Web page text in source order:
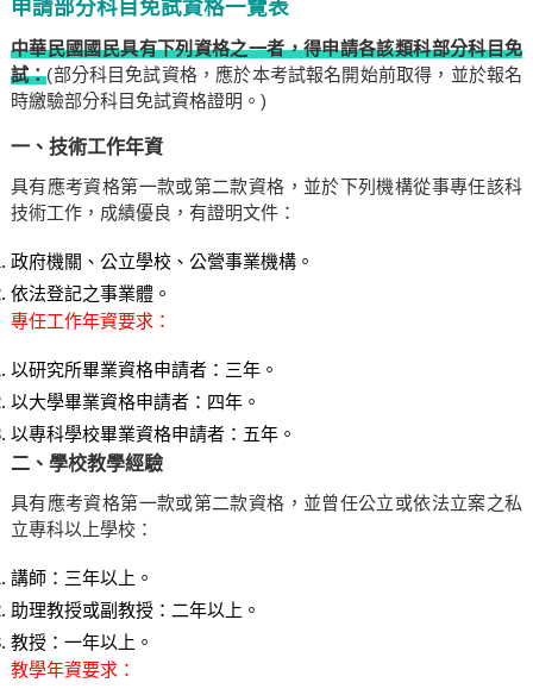
申請部分科目免試資格一覽表
中華民國國民具有下列資格之一者，得申請各該類科部分科目免
試：(部分科目免試資格，應於本考試報名開始前取得，並於報名
時繳驗部分科目免試資格證明。)
一、技術工作年資
具有應考資格第一款或第二款資格，並於下列機構從事專任該科
技術工作，成績優良，有證明文件：
政府機關、公立學校、公營事業機構。
依法登記之事業體。
專任工作年資要求：
以研究所畢業資格申請者：三年。
以大學畢業資格申請者：四年。
以專科學校畢業資格申請者：五年。
二、學校教學經驗
具有應考資格第一款或第二款資格，並曾任公立或依法立案之私
立專科以上學校：
講師：三年以上。
助理教授或副教授：二年以上。
教授：一年以上。
教學年資要求：